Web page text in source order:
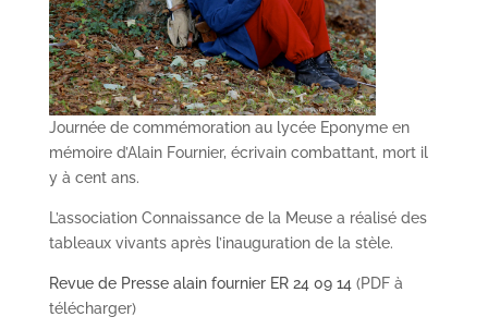
Journée de commémoration au lycée Eponyme en
mémoire d’Alain Fournier, écrivain combattant, mort il
y à cent ans.
L’association Connaissance de la Meuse a réalisé des
tableaux vivants après l’inauguration de la stèle.
Revue de Presse alain fournier ER 24 09 14 (PDF à
télécharger)